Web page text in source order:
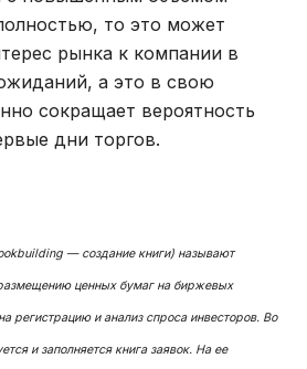
то это может
рынка к компании в
а это в свою
сокращает вероятность
дни торгов.
— создание книги) называют
ценных бумаг на биржевых
регистрацию и анализ спроса инвесторов. Во
и заполняется книга заявок. На ее